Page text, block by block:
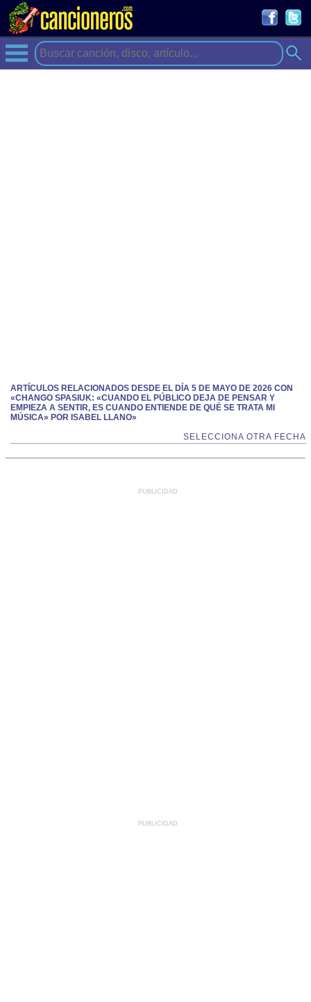
ARTÍCULOS RELACIONADOS DESDE EL DÍA 5 DE MAYO DE 2026 CON
«CHANGO SPASIUK: «CUANDO EL PÚBLICO DEJA DE PENSAR Y
EMPIEZA A SENTIR, ES CUANDO ENTIENDE DE QUÉ SE TRATA MI
MÚSICA» POR ISABEL LLANO»
SELECCIONA OTRA FECHA
PUBLICIDAD
PUBLICIDAD